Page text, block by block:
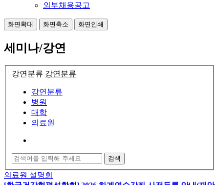
외부채용공고
화면확대 화면축소 화면인쇄
세미나/강연
강연분류 강연분류
강연분류
병원
대학
의료원
검색
의료원 설명회